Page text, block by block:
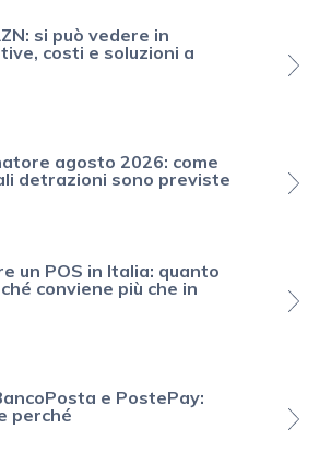
si può vedere in
costi e soluzioni a
agosto 2026: come
detrazioni sono previste
un POS in Italia: quanto
conviene più che in
e PostePay:
perché